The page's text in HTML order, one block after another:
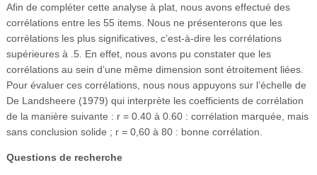
Afin de compléter cette analyse à plat, nous avons effectué des
corrélations entre les 55 items. Nous ne présenterons que les
corrélations les plus significatives, c’est-à-dire les corrélations
supérieures à .5. En effet, nous avons pu constater que les
corrélations au sein d’une même dimension sont étroitement liées.
Pour évaluer ces corrélations, nous nous appuyons sur l’échelle de
De Landsheere (1979) qui interprète les coefficients de corrélation
de la manière suivante : r = 0.40 à 0.60 : corrélation marquée, mais
sans conclusion solide ; r = 0,60 à 80 : bonne corrélation.
Questions de recherche